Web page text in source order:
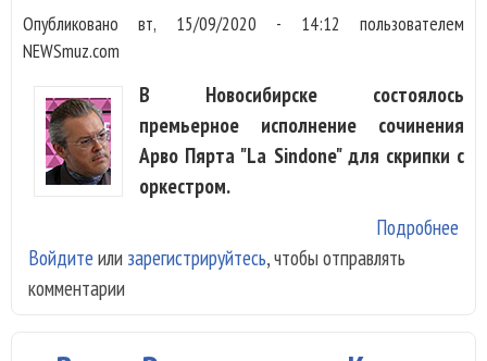
Опубликовановт, 15/09/2020 - 14:12 пользователем
NEWSmuz.com
В Новосибирске состоялось
премьерное исполнение сочинения
Арво Пярта "La Sindone" для скрипки с
оркестром.
Подробнее
Войдите или зарегистрируйтесь, чтобы отправлять
комментарии